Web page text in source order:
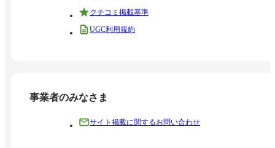
クチコミ掲載基準
UGC利用規約
事業者のみなさま
サイト掲載に関するお問い合わせ